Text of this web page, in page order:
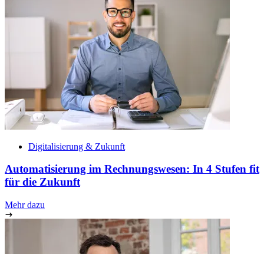
Digitalisierung & Zukunft
Automatisierung im Rechnungswesen: In 4 Stufen fit
für die Zukunft
Mehr dazu